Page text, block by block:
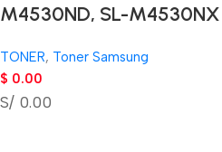
M4530ND, SL-
TONER, Toner Samsung
$ 0.00
S/ 0.00